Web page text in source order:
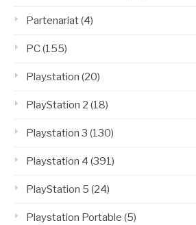
Partenariat(4)
PC(155)
Playstation (20)
PlayStation 2 (18)
Playstation 3 (130)
Playstation 4 (391)
PlayStation 5 (24)
Playstation Portable (5)